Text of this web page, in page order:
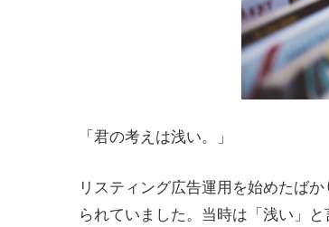
「君の考えは浅い。」
リスティング広告運用を始めたば
られていました。当時は「浅い」